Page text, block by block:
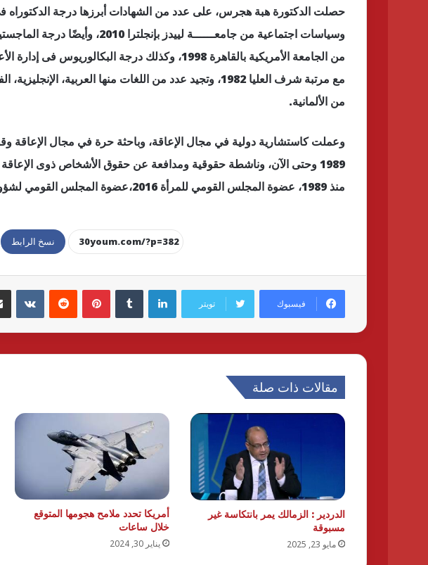
حصلت الدكتورة هبة هجرس، على عدد من الشهادات أبرزها درجة الدكتوراه
وسياسات اجتماعية من جامعــــــة لييدز
من الجامعة الأمريكية بالقاهرة 1998، وكذلك درجة
مع مرتبة شرف العليا 1982، وتجيد عدد من اللغات منها العربية،
من الألمانية.
1989 وحتى الآن، وناشطة حقوقية ومدافعة عن حقوق الأشخاص ذوى
منذ 1989، عضوة المجلس القومي للمرأة 2016،عضوة المجلس القومي لشؤون الإعاقة بمصر 2015.
نسخ الرابط
فيسبوك تويتر
لينكدإن بينتيريست
مقالات ذات صلة
الدردير : الزمالك يمر بانتكاسة غير
مسبوقة
مايو 23, 2025
أمريكا تحدد ملامح هجومها المتوقع
خلال ساعات
يناير 30, 2024